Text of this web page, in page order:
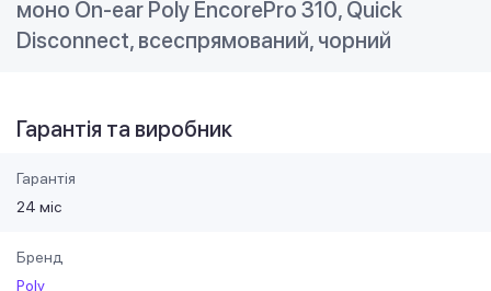
моно On-ear Poly EncorePro 310, Quick
Disconnect, всеспрямований, чорний
Гарантія та виробник
Гарантія
24 міс
Бренд
Poly